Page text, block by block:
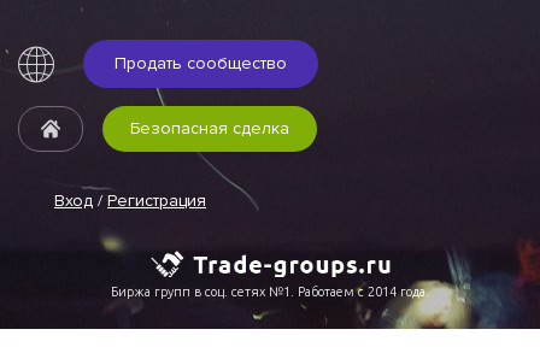
Продать сообщество
Вход / Регистрация
Безопасная сделка
Биржа групп в соц. сетях №1. Работаем с 2014 года.